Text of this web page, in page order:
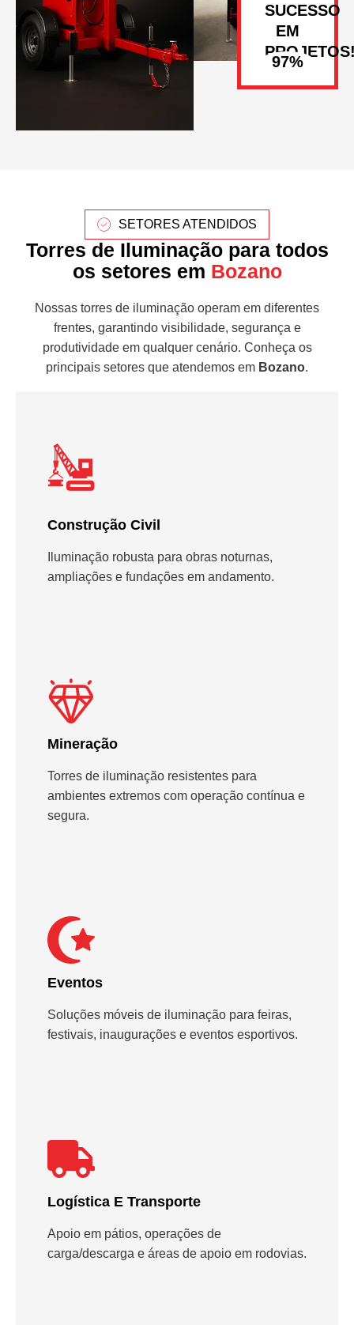
SUCESSO
EM
SETORES ATENDIDOS
Torres de Iluminação para todos
os setores em Bozano
Nossas torres de iluminação operam em diferentes
frentes, garantindo visibilidade, segurança e
produtividade em qualquer cenário. Conheça os
principais setores que atendemos em Bozano.
Construção Civil
Iluminação robusta para obras noturnas,
ampliações e fundações em andamento.
Mineração
Torres de iluminação resistentes para
ambientes extremos com operação contínua e
segura.
Eventos
Soluções móveis de iluminação para feiras,
festivais, inaugurações e eventos esportivos.
Logística E Transporte
Apoio em pátios, operações de
carga/descarga e áreas de apoio em rodovias.